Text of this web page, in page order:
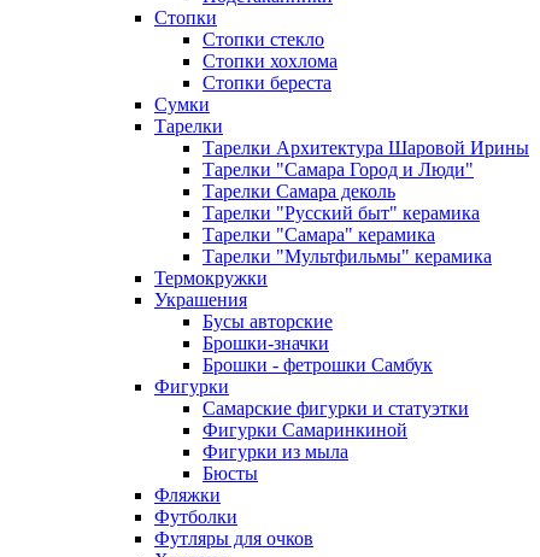
Стопки
Стопки стекло
Стопки хохлома
Стопки береста
Сумки
Тарелки
Тарелки Архитектура Шаровой Ирины
Тарелки "Самара Город и Люди"
Тарелки Самара деколь
Тарелки "Русский быт" керамика
Тарелки "Самара" керамика
Тарелки "Мультфильмы" керамика
Термокружки
Украшения
Бусы авторские
Брошки-значки
Брошки - фетрошки Самбук
Фигурки
Самарские фигурки и статуэтки
Фигурки Самаринкиной
Фигурки из мыла
Бюсты
Фляжки
Футболки
Футляры для очков